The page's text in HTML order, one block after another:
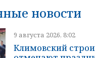
новости
9 августа 2026, 8:02
Климовский